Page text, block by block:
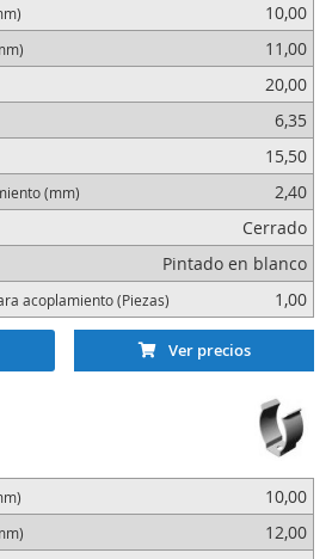
10,00
11,00
20,00
6,35
15,50
(mm)
2,40
Cerrado
Pintado en blanco
acoplamiento (Piezas) 1,00
Ver precios
10,00
12,00